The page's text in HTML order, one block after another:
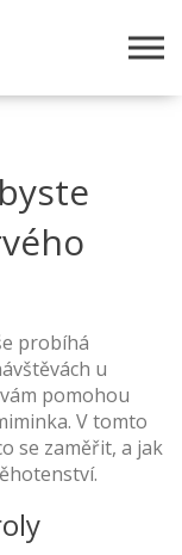
probíhá
u
pomohou
V tomto
se zaměřit, a jak